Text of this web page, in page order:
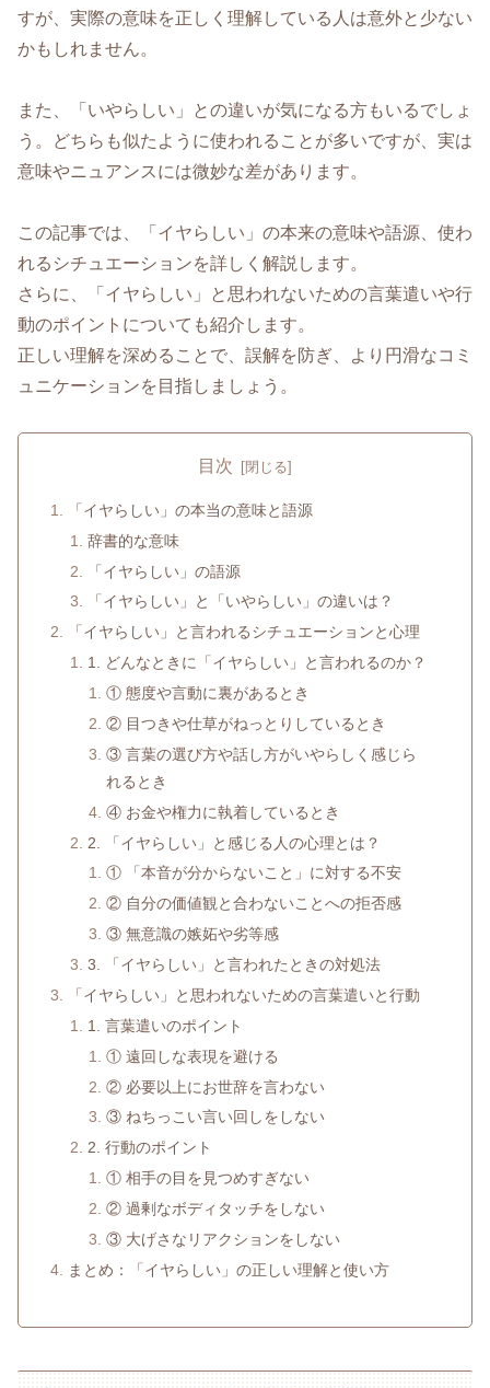
すが、実際の意味を正しく理解している人は意外と少ない
かもしれません。
また、「いやらしい」との違いが気になる方もいるでしょ
う。どちらも似たように使われることが多いですが、実は
意味やニュアンスには微妙な差があります。
この記事では、「イヤらしい」の本来の意味や語源、使わ
れるシチュエーションを詳しく解説します。
さらに、「イヤらしい」と思われないための言葉遣いや行
動のポイントについても紹介します。
正しい理解を深めることで、誤解を防ぎ、より円滑なコミ
ュニケーションを目指しましょう。
目次
「イヤらしい」の本当の意味と語源
辞書的な意味
「イヤらしい」の語源
「イヤらしい」と「いやらしい」の違いは？
「イヤらしい」と言われるシチュエーションと心理
1. どんなときに「イヤらしい」と言われるのか？
① 態度や言動に裏があるとき
② 目つきや仕草がねっとりしているとき
③ 言葉の選び方や話し方がいやらしく感じら
れるとき
④ お金や権力に執着しているとき
2. 「イヤらしい」と感じる人の心理とは？
① 「本音が分からないこと」に対する不安
② 自分の価値観と合わないことへの拒否感
③ 無意識の嫉妬や劣等感
3. 「イヤらしい」と言われたときの対処法
「イヤらしい」と思われないための言葉遣いと行動
1. 言葉遣いのポイント
① 遠回しな表現を避ける
② 必要以上にお世辞を言わない
③ ねちっこい言い回しをしない
2. 行動のポイント
① 相手の目を見つめすぎない
② 過剰なボディタッチをしない
③ 大げさなリアクションをしない
まとめ：「イヤらしい」の正しい理解と使い方